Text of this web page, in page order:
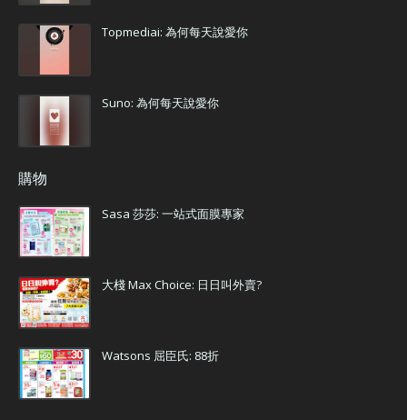
Topmediai: 為何每天說愛你
Suno: 為何每天說愛你
購物
Sasa 莎莎: 一站式面膜專家
大棧 Max Choice: 日日叫外賣?
Watsons 屈臣氏: 88折